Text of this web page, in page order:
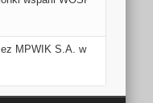
MPWIK S.A. w